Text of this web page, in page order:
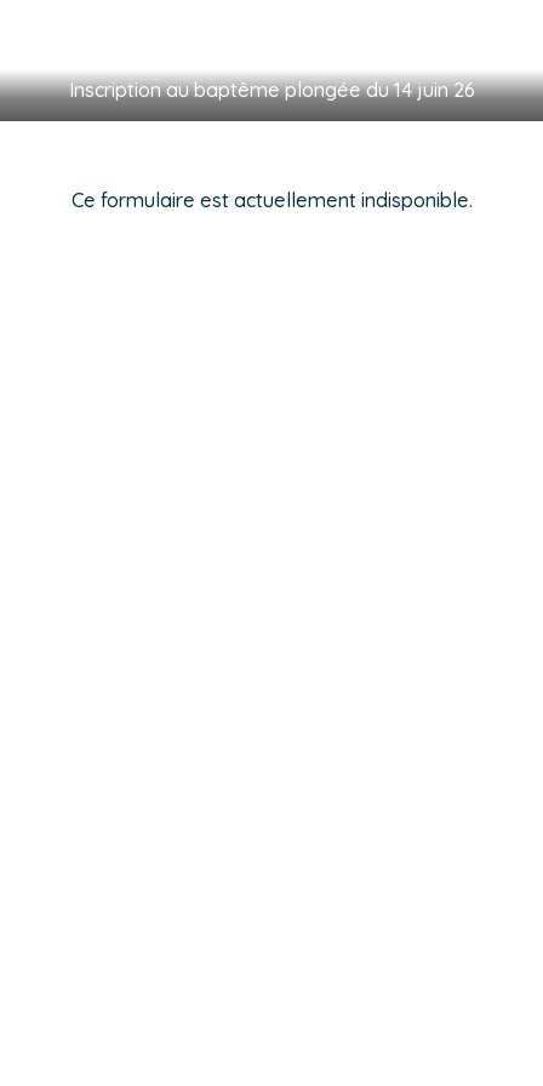
Inscription au baptême plongée du 14 juin 26
Ce formulaire est actuellement indisponible.